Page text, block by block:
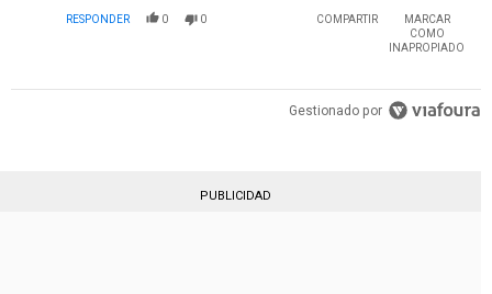
RESPONDER 0 0 COMPARTIR
MARCAR
COMO
INAPROPIADO
Gestionado por
PUBLICIDAD